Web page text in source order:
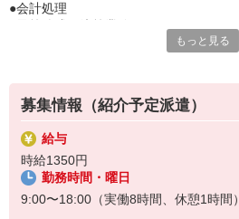
●会計処理
もっと見る
募集情報（紹介予定派遣）
給与
時給1350円
勤務時間・曜日
9:00〜18:00（実働8時間、休憩1時間）